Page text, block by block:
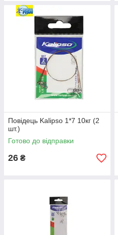
Повідець Kalipso 1*7 10кг (2
шт.)
Готово до відправки
26 ₴